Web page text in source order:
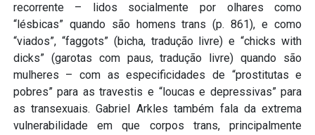
recorrente – lidos socialmente por olhares como
“lésbicas” quando são homens trans (p. 861), e como
“viados”, “faggots” (bicha, tradução livre) e “chicks with
dicks” (garotas com paus, tradução livre) quando são
mulheres – com as especificidades de “prostitutas e
pobres” para as travestis e “loucas e depressivas” para
as transexuais. Gabriel Arkles também fala da extrema
vulnerabilidade em que corpos trans, principalmente